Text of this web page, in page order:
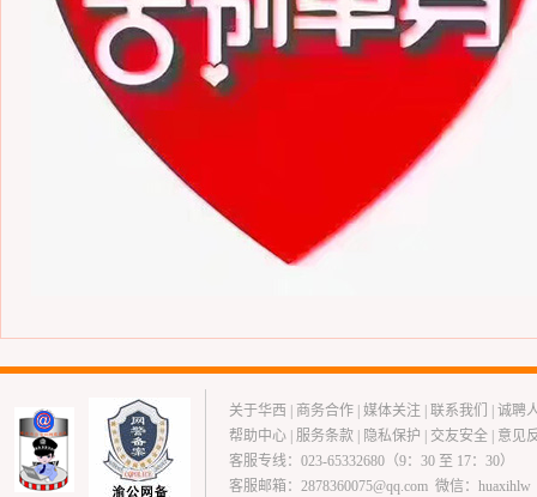
关于华西 商务合作 媒体关注 联系我们
诚聘
帮助中心 服务条款 隐私保护 交友安全
意见
客服专线：023-65332680（9：30 至 17：30）
客服邮箱：2878360075@qq.com 微信：huaxihlw